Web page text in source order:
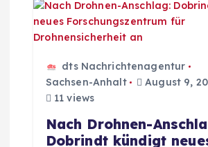
v
dts Nachrichtenagentur
Sachsen-Anhalt
August 9,
11 views
Nach Drohnen-
Dobrindt kündigt